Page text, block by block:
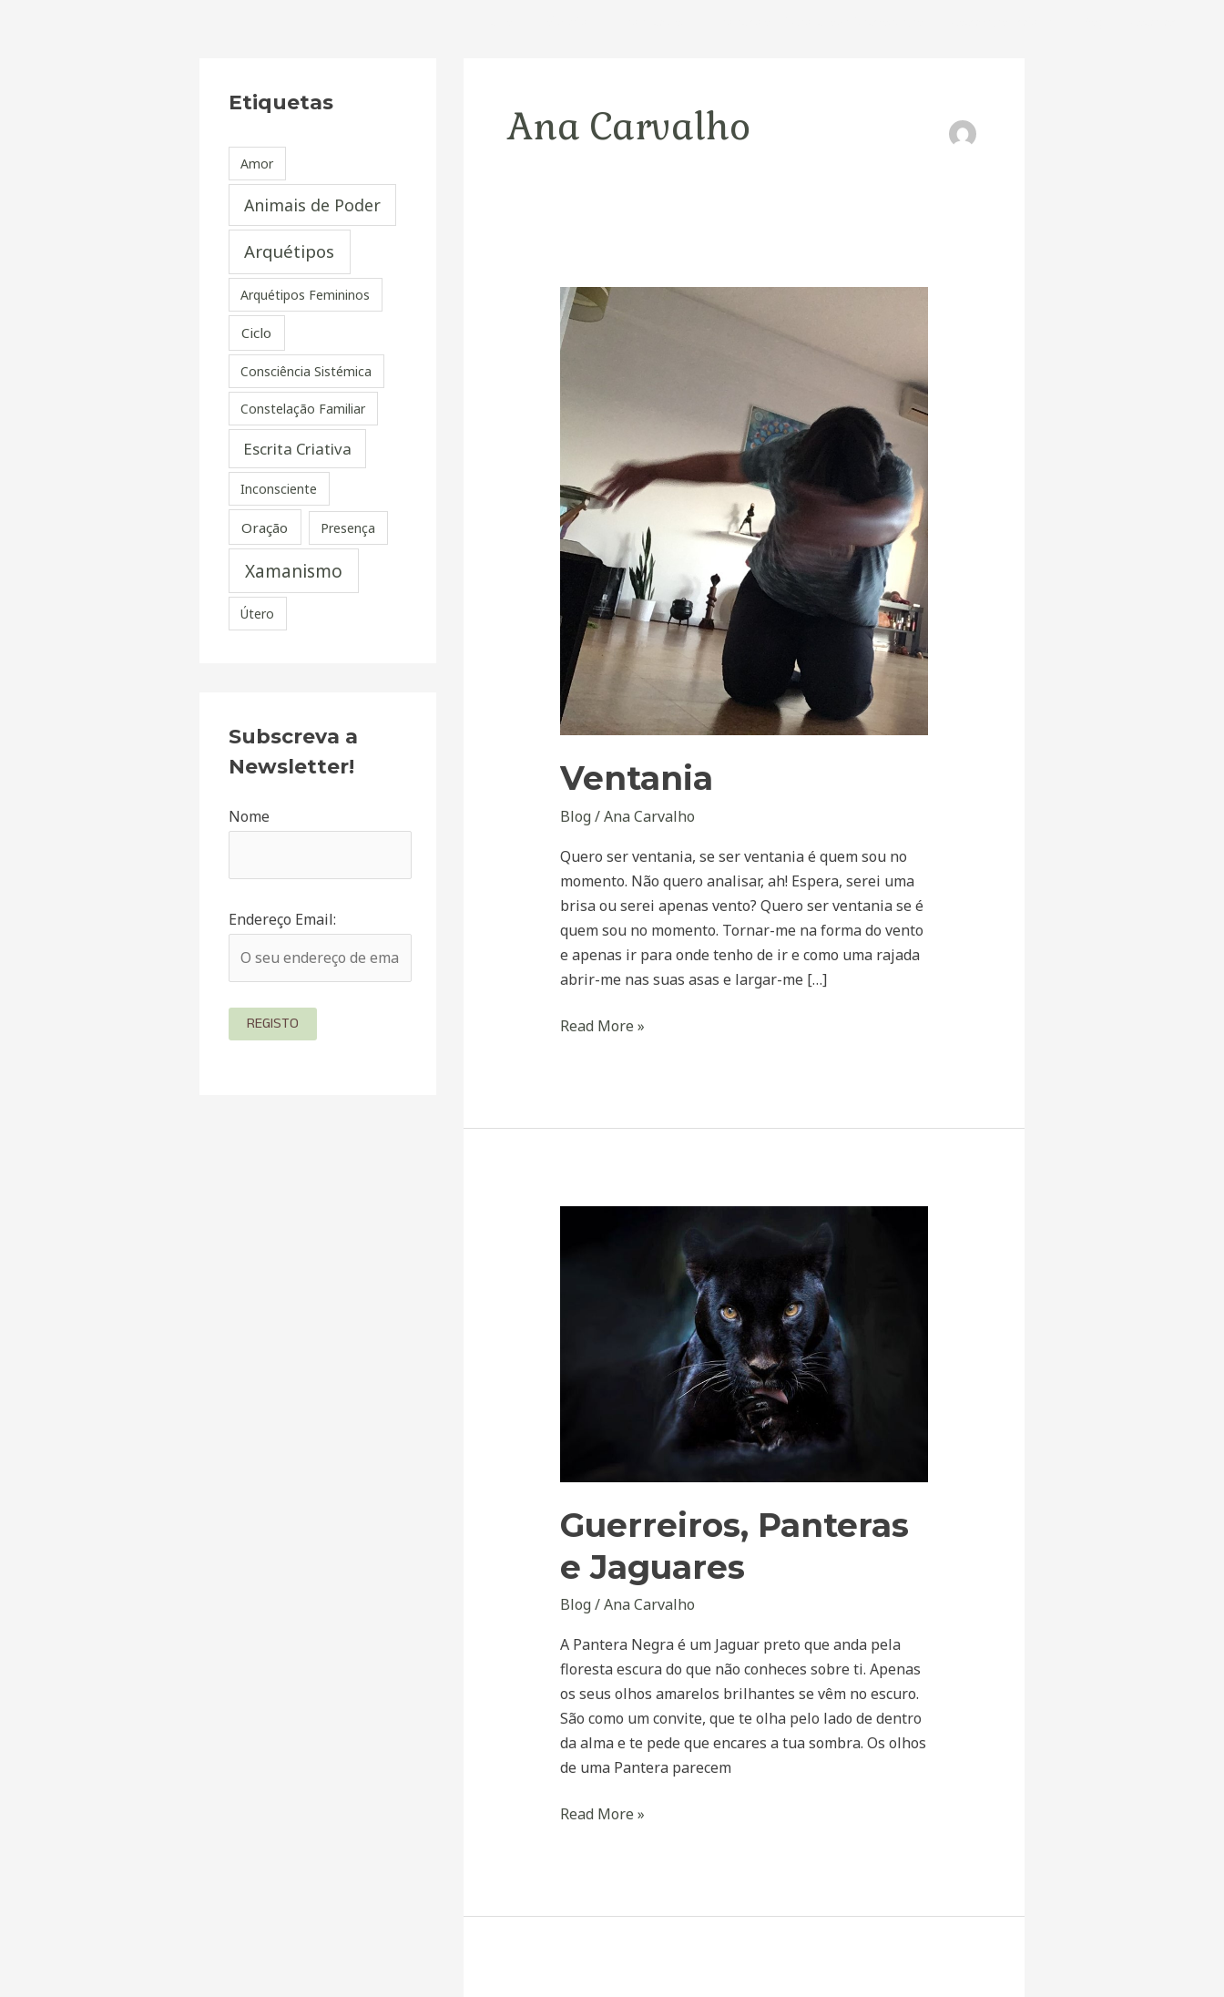
Etiquetas
Amor
Animais de Poder
Arquétipos
Arquétipos Femininos
Ciclo
Consciência Sistémica
Constelação Familiar
Escrita Criativa
Inconsciente
Oração Presença
Xamanismo
Útero
Subscreva a
Newsletter!
Nome
Endereço Email:
Ana Carvalho
Ventania
Blog/Ana Carvalho
Quero ser ventania, se ser ventania é quem sou no
momento. Não quero analisar, ah! Espera, serei uma
brisa ou serei apenas vento? Quero ser ventania se é
quem sou no momento. Tornar-me na forma do vento
e apenas ir para onde tenho de ir e como uma rajada
abrir-me nas suas asas e largar-me […]
Ventania
Read More »
Guerreiros, Panteras
e Jaguares
Blog/Ana Carvalho
A Pantera Negra é um Jaguar preto que anda pela
floresta escura do que não conheces sobre ti. Apenas
os seus olhos amarelos brilhantes se vêm no escuro.
São como um convite, que te olha pelo lado de dentro
da alma e te pede que encares a tua sombra. Os olhos
de uma Pantera parecem
Read More »